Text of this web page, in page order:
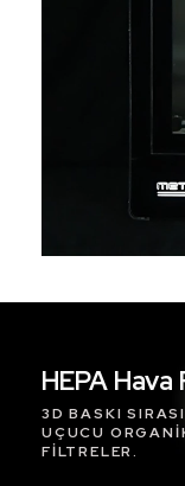
HEPA
3D BASKI
UÇUCU
FILTRELER.